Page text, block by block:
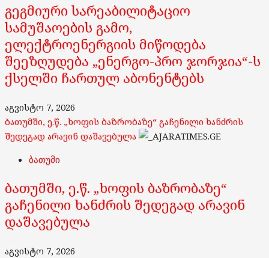
გეგმიური სარეაბილიტაციო
სამუშაოების გამო,
ელექტროენერგიის მიწოდება
შეეზღუდება „ენერგო-პრო ჯორჯია“-ს
ქსელში ჩართულ აბონენტებს
აგვისტო 7, 2026
ბათუმში, ე.წ. „ხოფის ბაზრობაზე“ გაჩენილი ხანძრის
შედეგად არავინ დაშავებულა
ბათუმი
ბათუმში, ე.წ. „ხოფის ბაზრობაზე“
გაჩენილი ხანძრის შედეგად არავინ
დაშავებულა
აგვისტო 7, 2026